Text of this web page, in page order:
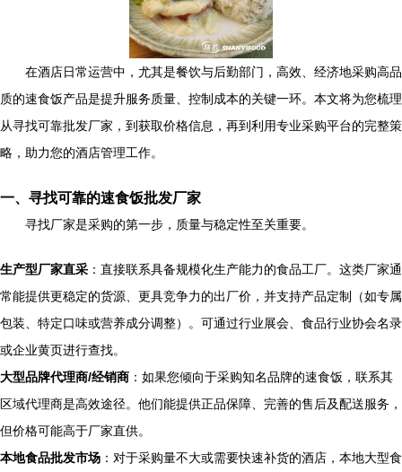
在酒店日常运营中，尤其是餐饮与后勤部门，高效、经济地采购高品
质的速食饭产品是提升服务质量、控制成本的关键一环。本文将为您梳理
从寻找可靠批发厂家，到获取价格信息，再到利用专业采购平台的完整策
略，助力您的酒店管理工作。
一、寻找可靠的速食饭批发厂家
寻找厂家是采购的第一步，质量与稳定性至关重要。
生产型厂家直采 ：直接联系具备规模化生产能力的食品工厂。这类厂家通
常能提供更稳定的货源、更具竞争力的出厂价，并支持产品定制（如专属
包装、特定口味或营养成分调整）。可通过行业展会、食品行业协会名录
或企业黄页进行查找。
大型品牌代理商/经销商 ：如果您倾向于采购知名品牌的速食饭，联系其
区域代理商是高效途径。他们能提供正品保障、完善的售后及配送服务，
但价格可能高于厂家直供。
本地食品批发市场 ：对于采购量不大或需要快速补货的酒店，本地大型食